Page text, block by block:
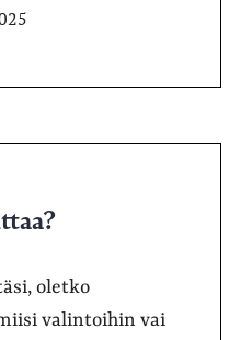
oletko
valintoihin vai